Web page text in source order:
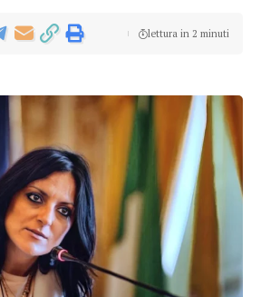
lettura in 2 minuti